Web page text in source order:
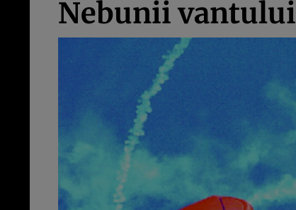
Nebunii vantului